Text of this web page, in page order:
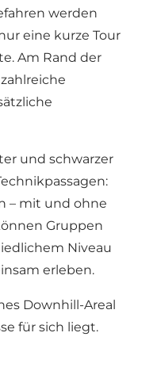
werden
eine kurze Tour
Am Rand der
und schwarzer
– mit und ohne
Gruppen
Niveau
erleben.
Downhill-Areal
für sich liegt.